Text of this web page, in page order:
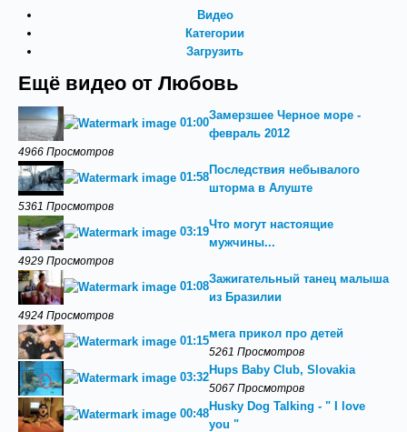
Видео
Категории
Загрузить
Ещё видео от Любовь
01:00
Замерзшее Черное море -
февраль 2012
4966 Просмотров
01:58
Последствия небывалого
шторма в Алуште
5361 Просмотров
03:19
Что могут настоящие
мужчины...
4929 Просмотров
01:08
Зажигательный танец малыша
из Бразилии
4924 Просмотров
01:15
мега прикол про детей
5261 Просмотров
03:32
Hups Baby Club, Slovakia
5067 Просмотров
00:48
Husky Dog Talking - " I love
you "